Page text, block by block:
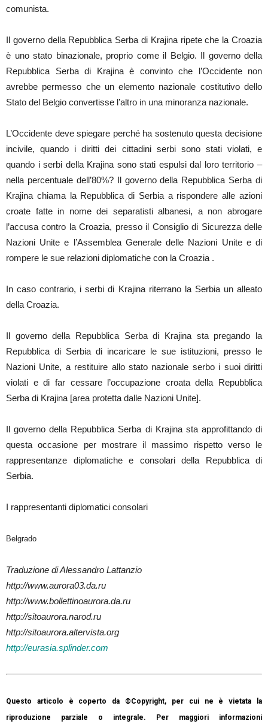
comunista.
Il governo della Repubblica Serba di Krajina ripete che la Croazia
è uno stato binazionale, proprio come il Belgio. Il governo della
Repubblica Serba di Krajina è convinto che l’Occidente non
avrebbe permesso che un elemento nazionale costitutivo dello
Stato del Belgio convertisse l’altro in una minoranza nazionale.
L’Occidente deve spiegare perché ha sostenuto questa decisione
incivile, quando i diritti dei cittadini serbi sono stati violati, e
quando i serbi della Krajina sono stati espulsi dal loro territorio –
nella percentuale dell’80%? Il governo della Repubblica Serba di
Krajina chiama la Repubblica di Serbia a rispondere alle azioni
croate fatte in nome dei separatisti albanesi, a non abrogare
l’accusa contro la Croazia, presso il Consiglio di Sicurezza delle
Nazioni Unite e l’Assemblea Generale delle Nazioni Unite e di
rompere le sue relazioni diplomatiche con la Croazia .
In caso contrario, i serbi di Krajina riterrano la Serbia un alleato
della Croazia.
Il governo della Repubblica Serba di Krajina sta pregando la
Repubblica di Serbia di incaricare le sue istituzioni, presso le
Nazioni Unite, a restituire allo stato nazionale serbo i suoi diritti
violati e di far cessare l’occupazione croata della Repubblica
Serba di Krajina [area protetta dalle Nazioni Unite].
Il governo della Repubblica Serba di Krajina sta approfittando di
questa occasione per mostrare il massimo rispetto verso le
rappresentanze diplomatiche e consolari della Repubblica di
Serbia.
I rappresentanti diplomatici consolari
Belgrado
Traduzione di Alessandro Lattanzio
http://www.aurora03.da.ru
http://www.bollettinoaurora.da.ru
http://sitoaurora.narod.ru
http://sitoaurora.altervista.org
http://eurasia.splinder.com
Questo articolo è coperto da ©Copyright, per cui ne è vietata la
riproduzione parziale o integrale. Per maggiori informazioni